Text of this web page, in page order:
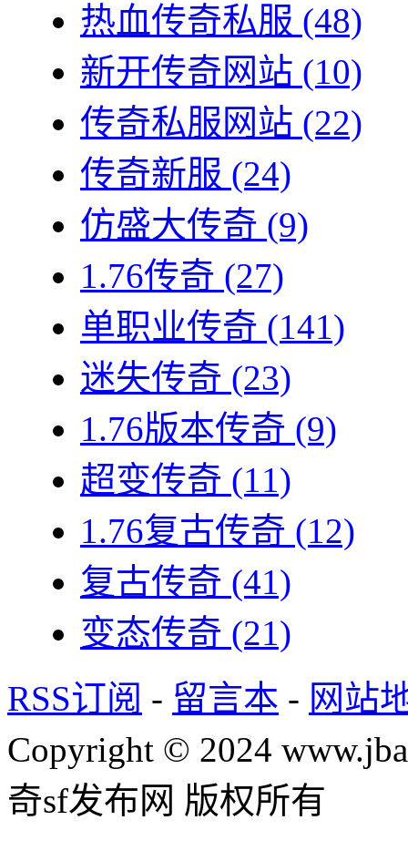
热血传奇私服 (48)
新开传奇网站 (10)
传奇私服网站 (22)
传奇新服 (24)
仿盛大传奇 (9)
1.76传奇 (27)
单职业传奇 (141)
迷失传奇 (23)
1.76版本传奇 (9)
超变传奇 (11)
1.76复古传奇 (12)
复古传奇 (41)
变态传奇 (21)
RSS订阅 - 留言本 - 网站
Copyright © 2024
奇sf发布网 版权所有